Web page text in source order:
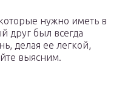
нужно иметь в
друг был всегда
делая ее легкой,
выясним.